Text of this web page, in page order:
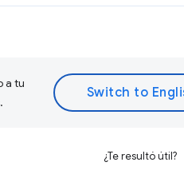
a tu
¿Te resultó útil?